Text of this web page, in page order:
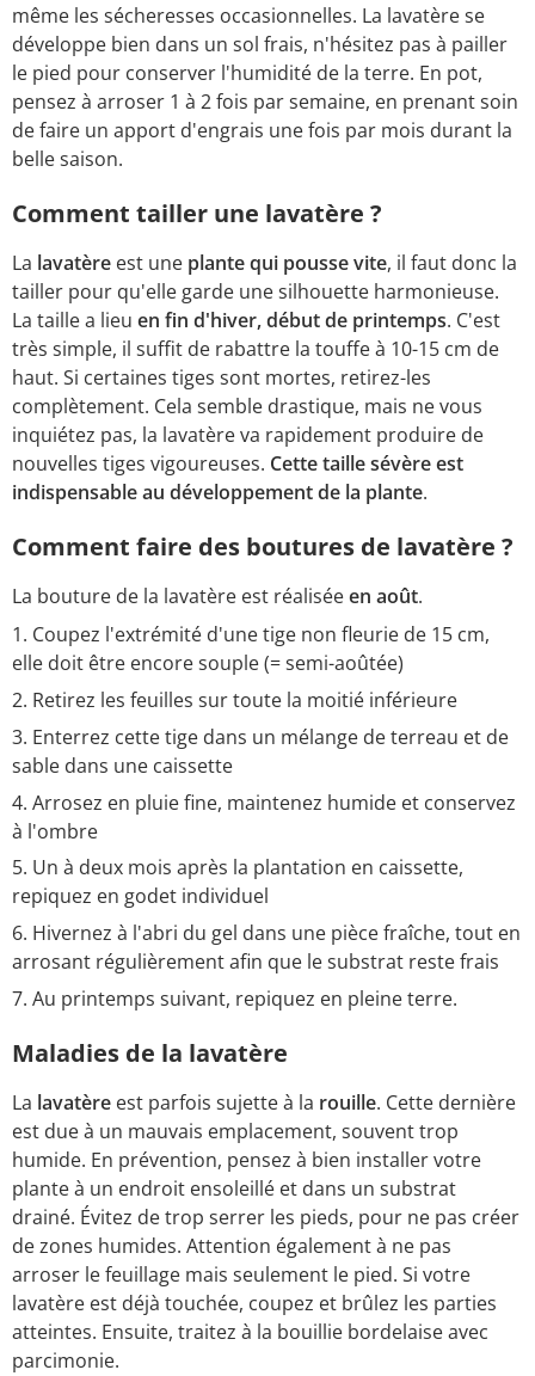
même les sécheresses occasionnelles. La lavatère se
développe bien dans un sol frais, n'hésitez pas à pailler
le pied pour conserver l'humidité de la terre. En pot,
pensez à arroser 1 à 2 fois par semaine, en prenant soin
de faire un apport d'engrais une fois par mois durant la
belle saison.
Comment tailler une lavatère ?
La lavatère est une plante qui pousse vite, il faut donc la
tailler pour qu'elle garde une silhouette harmonieuse.
La taille a lieu en fin d'hiver, début de printemps. C'est
très simple, il suffit de rabattre la touffe à 10-15 cm de
haut. Si certaines tiges sont mortes, retirez-les
complètement. Cela semble drastique, mais ne vous
inquiétez pas, la lavatère va rapidement produire de
nouvelles tiges vigoureuses. Cette taille sévère est
indispensable au développement de la plante.
Comment faire des boutures de lavatère ?
La bouture de la lavatère est réaliséeen août.
Coupez l'extrémité d'une tige non fleurie de 15 cm,
elle doit être encore souple (= semi-aoûtée)
Retirez les feuilles sur toute la moitié inférieure
Enterrez cette tige dans un mélange de terreau et de
sable dans une caissette
Arrosez en pluie fine, maintenez humide et conservez
à l'ombre
Un à deux mois après la plantation en caissette,
repiquez en godet individuel
Hivernez à l'abri du gel dans une pièce fraîche, tout en
arrosant régulièrement afin que le substrat reste frais
Au printemps suivant, repiquez en pleine terre.
Maladies de la lavatère
La lavatère est parfois sujette à la rouille. Cette dernière
est due à un mauvais emplacement, souvent trop
humide. En prévention, pensez à bien installer votre
plante à un endroit ensoleillé et dans un substrat
drainé. Évitez de trop serrer les pieds, pour ne pas créer
de zones humides. Attention également à ne pas
arroser le feuillage mais seulement le pied. Si votre
lavatère est déjà touchée, coupez et brûlez les parties
atteintes. Ensuite, traitez à la bouillie bordelaise avec
parcimonie.